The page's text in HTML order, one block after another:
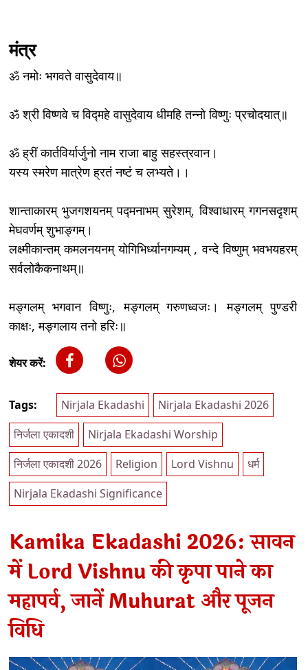
मंत्र
ॐ नमोः भगवते वासुदेवाय॥
ॐ श्री विष्णवे च विद्महे वासुदेवाय धीमहि तन्नो विष्णुः प्रचोदयात्॥
ॐ ह्रीं कार्तविर्यार्जुनो नाम राजा बाहु सहस्त्रवान।
यस्य स्मरेण मात्रेण ह्रतं नष्टं च लभ्यते।।
शान्ताकारम् भुजगशयनम् पद्मनाभम् सुरेशम्, विश्वाधारम् गगनसदृशम्
मेघवर्णम् शुभाङ्गम्।
लक्ष्मीकान्तम् कमलनयनम् योगिभिर्ध्यानगम्यम् , वन्दे विष्णुम् भवभयहरम्
सर्वलोकैकनाथम्॥
मङ्गलम् भगवान विष्णुः, मङ्गलम् गरुणध्वजः। मङ्गलम् पुण्डरी
काक्षः, मङ्गलाय तनो हरिः॥
शेयर करें:
Tags: Nirjala Ekadashi
Nirjala Ekadashi 2026
निर्जला एकादशी
Nirjala Ekadashi Worship
निर्जला एकादशी 2026
Religion Lord Vishnu
धर्म
Nirjala Ekadashi Significance
Kamika Ekadashi 2026: सावन
में Lord Vishnu की कृपा पाने का
महापर्व, जानें Muhurat और पूजन
विधि